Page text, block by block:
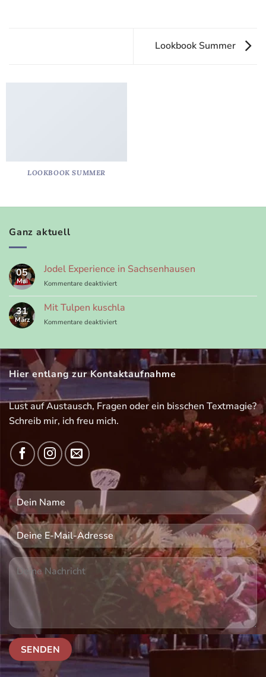
Lookbook Summer
LOOKBOOK SUMMER
Ganz aktuell
05
Mai
Jodel Experience in Sachsenhausen
Kommentare deaktiviertfür
Experience
in
Sachsenhausen
31
März
Mit Tulpen kuschla
Kommentare deaktiviertfür
kuschla
Hier entlang zur Kontaktaufnahme
Lust auf Austausch, Fragen oder ein bisschen Textmagie?
Schreib mir, ich freu mich.